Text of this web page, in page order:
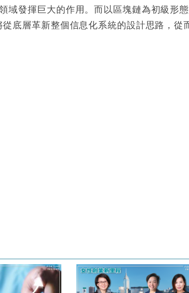
域發揮巨大的作用。而以區塊鏈為初級形
底層革新整個信息化系統的設計思路，從